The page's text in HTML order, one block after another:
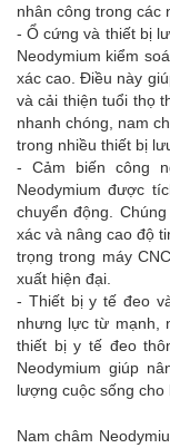
nhân công trong các
- Ổ cứng và thiết bị
Neodymium kiểm
xác cao. Điều này
và cải thiện tuổi thọ
nhanh chóng, nam
trong nhiều thiết bị
- Cảm biến công
Neodymium được
chuyển động.
xác và nâng cao độ
trọng trong máy
xuất hiện đại.
- Thiết bị y tế đeo
nhưng lực từ mạnh,
thiết bị y tế đeo
Neodymium giúp
lượng cuộc sống cho
Nam châm